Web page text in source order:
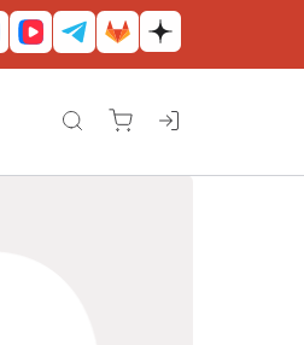
КриптоАРМ ГОСТ